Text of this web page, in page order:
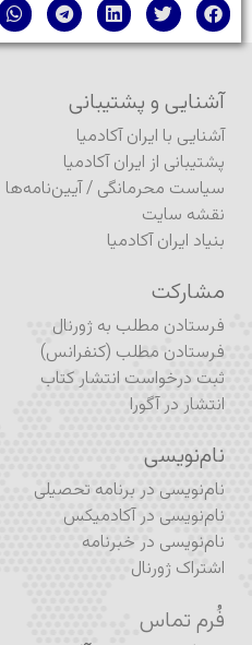
آشنایی و پشتیبانی
آشنایی با ایران آکادمیا
پشتیبانی از ایران آکادمیا
سیاست محرمانگی /آیین‌نامه‌ها
نقشه سایت
بنیاد ایران آکادمیا
مشارکت
فرستادن مطلب به ژورنال
فرستادن مطلب (کنفرانس)
ثبت درخواست انتشار کتاب
انتشار در آگورا
نام‌نویسی
نام‌نویسی در برنامه تحصیلی
نام‌نویسی در آکادمیکس
نام‌نویسی در خبرنامه
اشتراک ژورنال
فُرم تماس